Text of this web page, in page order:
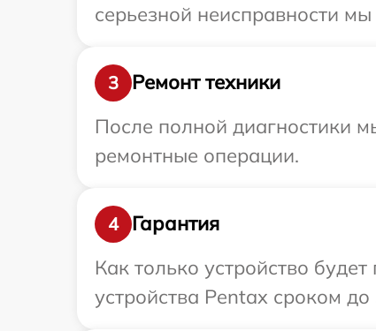
серьезной неисправности
3
Ремонт техники
После полной диагностики
ремонтные операции.
4
Гарантия
Как только устройство
устройства Pentax сроком до